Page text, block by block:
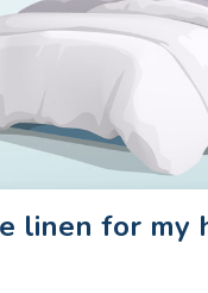
linen for my